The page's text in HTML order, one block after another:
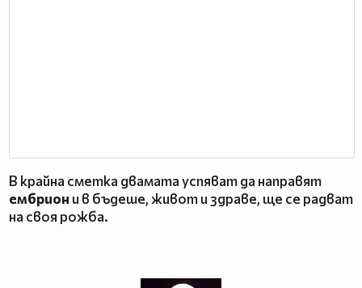
В крайна сметка двамата успяват да направят
ембрион и в бъдеше, живот и здраве, ще се радват
на своя рожба.